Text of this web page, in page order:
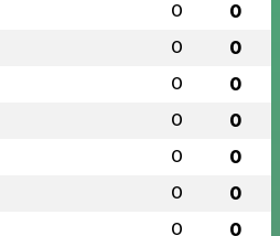
0 0
0 0
0 0
0 0
0 0
0 0
0 0